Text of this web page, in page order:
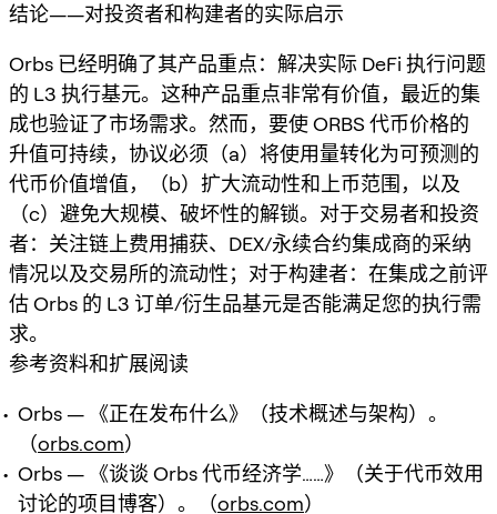
结论——对投资者和构建者的实际启示
Orbs 已经明确了其产品重点：解决实际 DeFi 执行问题
的 L3 执行基元。这种产品重点非常有价值，最近的集
成也验证了市场需求。然而，要使 ORBS 代币价格的
升值可持续，协议必须（a）将使用量转化为可预测的
代币价值增值，（b）扩大流动性和上币范围，以及
（c）避免大规模、破坏性的解锁。对于交易者和投资
者：关注链上费用捕获、DEX/永续合约集成商的采纳
情况以及交易所的流动性；对于构建者：在集成之前评
估 Orbs 的 L3 订单/衍生品基元是否能满足您的执行需
求。
参考资料和扩展阅读
Orbs — 《正在发布什么》（技术概述与架构）。
（orbs.com）
Orbs — 《谈谈 Orbs 代币经济学……》（关于代币效用
讨论的项目博客）。（orbs.com）